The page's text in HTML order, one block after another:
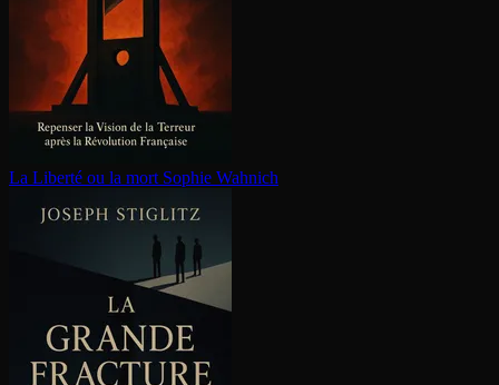
La Liberté ou la mort Sophie Wahnich